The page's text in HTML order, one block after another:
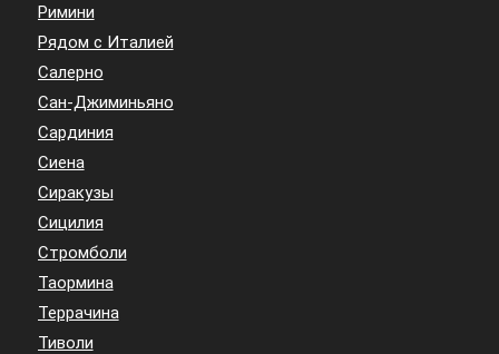
Римини
Рядом с Италией
Салерно
Сан-Джиминьяно
Сардиния
Сиена
Сиракузы
Сицилия
Стромболи
Таормина
Террачина
Тиволи